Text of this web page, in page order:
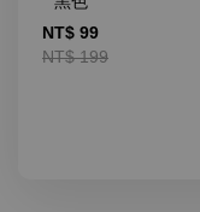
NT$ 99
NT$ 199